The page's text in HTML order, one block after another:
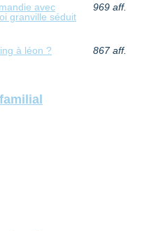
avec
granville séduit
969 aff.
à léon ? 867 aff.